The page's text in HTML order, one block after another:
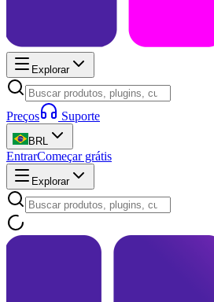
Explorar
Preços Suporte
BRL
EntrarComeçar grátis
Explorar